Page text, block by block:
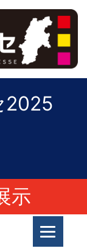
2025
示